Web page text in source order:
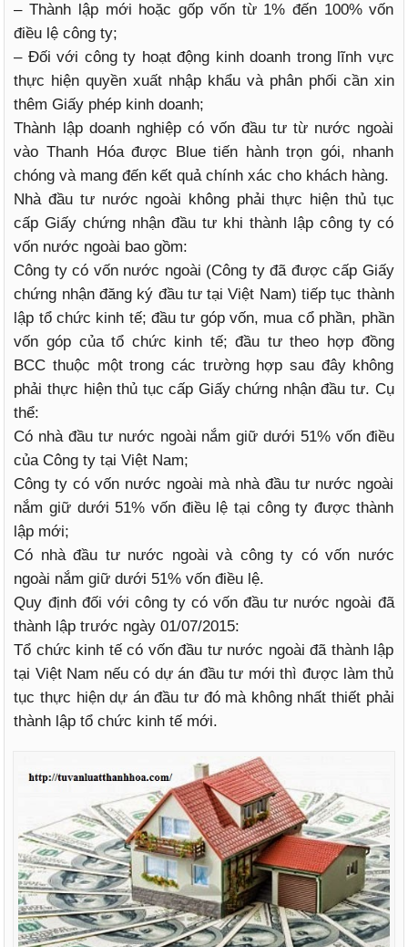
– Thành lập mới hoặc gốp vốn từ 1% đến 100% vốn
điều lệ công ty;
– Đối với công ty hoạt động kinh doanh trong lĩnh vực
thực hiện quyền xuất nhập khẩu và phân phối cần xin
thêm Giấy phép kinh doanh;
Thành lập doanh nghiệp có vốn đầu tư từ nước ngoài
vào Thanh Hóa được Blue tiến hành trọn gói, nhanh
chóng và mang đến kết quả chính xác cho khách hàng.
Nhà đầu tư nước ngoài không phải thực hiện thủ tục
cấp Giấy chứng nhận đầu tư khi thành lập công ty có
vốn nước ngoài bao gồm:
Công ty có vốn nước ngoài (Công ty đã được cấp Giấy
chứng nhận đăng ký đầu tư tại Việt Nam) tiếp tục thành
lập tổ chức kinh tế; đầu tư góp vốn, mua cổ phần, phần
vốn góp của tổ chức kinh tế; đầu tư theo hợp đồng
BCC thuộc một trong các trường hợp sau đây không
phải thực hiện thủ tục cấp Giấy chứng nhận đầu tư. Cụ
thể:
Có nhà đầu tư nước ngoài nắm giữ dưới 51% vốn điều
của Công ty tại Việt Nam;
Công ty có vốn nước ngoài mà nhà đầu tư nước ngoài
nắm giữ dưới 51% vốn điều lệ tại công ty được thành
lập mới;
Có nhà đầu tư nước ngoài và công ty có vốn nước
ngoài nắm giữ dưới 51% vốn điều lệ.
Quy định đối với công ty có vốn đầu tư nước ngoài đã
thành lập trước ngày 01/07/2015:
Tổ chức kinh tế có vốn đầu tư nước ngoài đã thành lập
tại Việt Nam nếu có dự án đầu tư mới thì được làm thủ
tục thực hiện dự án đầu tư đó mà không nhất thiết phải
thành lập tổ chức kinh tế mới.